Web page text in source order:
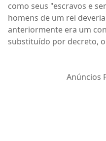
como seus "escravos e
homens de um rei
anteriormente era um
substituído por decreto,
Anúncios